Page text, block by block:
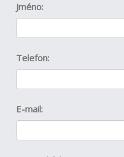
Jméno:
Telefon:
E-mail: